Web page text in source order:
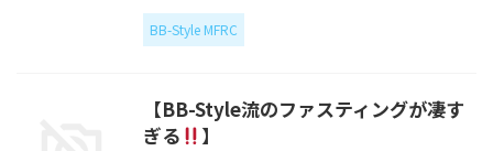
BB-Style MFRC
【BB-Style流のファスティングが凄す
ぎる
】